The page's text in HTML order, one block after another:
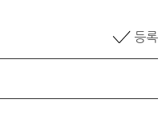
등록